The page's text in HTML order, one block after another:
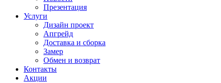
Презентация
Услуги
Дизайн проект
Апгрейд
Доставка и сборка
Замер
Обмен и возврат
Контакты
Акции